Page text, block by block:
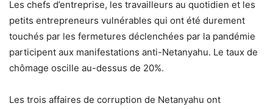
Les chefs d’entreprise, les travailleurs au quotidien et les
petits entrepreneurs vulnérables qui ont été durement
touchés par les fermetures déclenchées par la pandémie
participent aux manifestations anti-Netanyahu. Le taux de
chômage oscille au-dessus de 20%.
Les trois affaires de corruption de Netanyahu ont